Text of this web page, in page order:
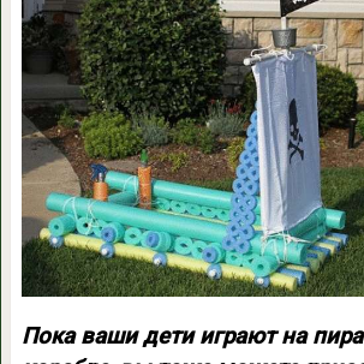
Пока ваши дети играют на